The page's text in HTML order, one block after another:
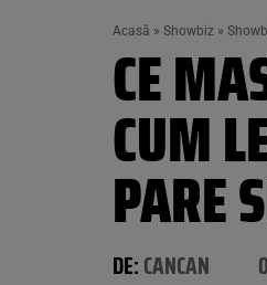
Acasă » Showbiz »
CE
CUM
PARE
DE:CANCAN